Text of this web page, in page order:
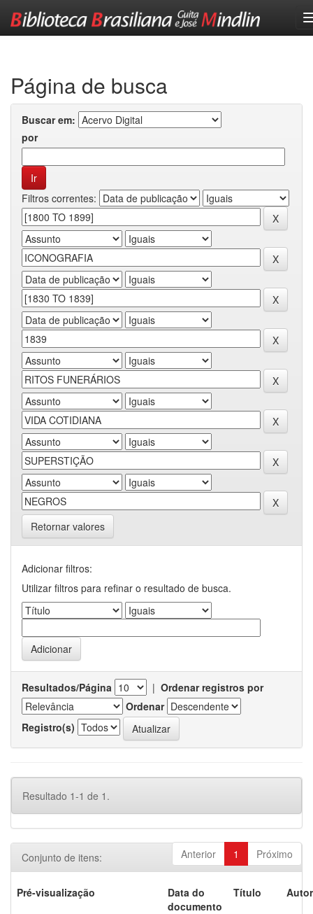
Página de busca
Buscar em:
por
Filtros correntes:
Retornar valores
Adicionar filtros:
Utilizar filtros para refinar o resultado de busca.
Resultados/Página | Ordenar registros por
Ordenar
Registro(s)
Resultado 1-1 de 1.
Anterior 1 Próximo
Conjunto de itens:
Pré-visualização
Data do
documento
Título